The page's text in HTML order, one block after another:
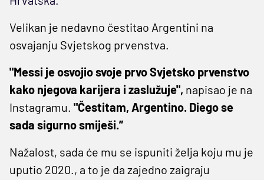
Velikan je nedavno čestitao Argentini na
osvajanju Svjetskog prvenstva.
"Messi je osvojio svoje prvo Svjetsko prvenstvo
kako njegova karijera i zaslužuje", napisao je na
Instagramu. "Čestitam, Argentino. Diego se
sada sigurno smiješi.”
Nažalost, sada će mu se ispuniti želja koju mu je
uputio 2020., a to je da zajedno zaigraju